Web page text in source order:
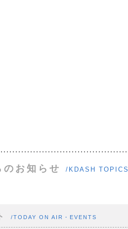
お知らせ /KDASH TOPICS
/TODAY ON AIR・EVENTS